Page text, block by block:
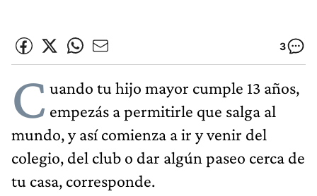
3
C uando tu hijo mayor cumple 13 años,
empezás a permitirle que salga al
mundo, y así comienza a ir y venir del
colegio, del club o dar algún paseo cerca de
tu casa, corresponde.